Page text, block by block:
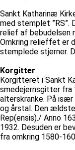
Sankt Katharinæ
med stemplet ”RS”.
relief af bebudelsen
Omkring relieffet er
stemplede stjerner.
Korgitter
Korgitteret i Sankt
smedejernsgitter fra
alterskranke. På
og årstal. Den
Rep(ensis)./ Anno
1932. Desuden er
fra omkring 1580-